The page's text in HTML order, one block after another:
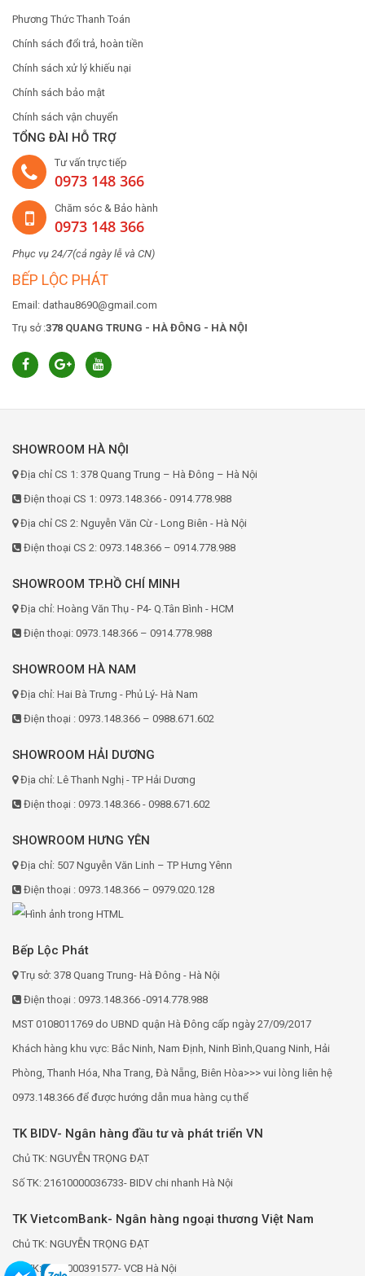
Phương Thức Thanh Toán
Chính sách đổi trả, hoàn tiền
Chính sách xử lý khiếu nại
Chính sách bảo mật
Chính sách vận chuyển
TỔNG ĐÀI HỖ TRỢ
Tư vấn trực tiếp
0973 148 366
Chăm sóc & Bảo hành
0973 148 366
Phục vụ 24/7(cả ngày lễ và CN)
BẾP LỘC PHÁT
Email: dathau8690@gmail.com
Trụ sở :378 QUANG TRUNG - HÀ ĐÔNG - HÀ NỘI
SHOWROOM HÀ NỘI
Địa chỉ CS 1: 378 Quang Trung – Hà Đông – Hà Nội
Điện thoại CS 1: 0973.148.366 - 0914.778.988
Địa chỉ CS 2: Nguyễn Văn Cừ - Long Biên - Hà Nội
Điện thoại CS 2: 0973.148.366 – 0914.778.988
SHOWROOM TP.HỒ CHÍ MINH
Địa chỉ: Hoàng Văn Thụ - P4- Q.Tân Bình - HCM
Điện thoại: 0973.148.366 – 0914.778.988
SHOWROOM HÀ NAM
Địa chỉ: Hai Bà Trưng - Phủ Lý- Hà Nam
Điện thoại : 0973.148.366 – 0988.671.602
SHOWROOM HẢI DƯƠNG
Địa chỉ: Lê Thanh Nghị - TP Hải Dương
Điện thoại : 0973.148.366 - 0988.671.602
SHOWROOM HƯNG YÊN
Địa chỉ: 507 Nguyễn Văn Linh – TP Hưng Yênn
Điện thoại : 0973.148.366 – 0979.020.128
Bếp Lộc Phát
Trụ sở: 378 Quang Trung- Hà Đông - Hà Nội
Điện thoại : 0973.148.366 -0914.778.988
MST 0108011769 do UBND quận Hà Đông cấp ngày 27/09/2017
Khách hàng khu vực: Bắc Ninh, Nam Định, Ninh Bình,Quang Ninh, Hải
Phòng, Thanh Hóa, Nha Trang, Đà Nẵng, Biên Hòa>>> vui lòng liên hệ
0973.148.366 để được hướng dẫn mua hàng cụ thể
TK BIDV- Ngân hàng đầu tư và phát triển VN
Chủ TK: NGUYỄN TRỌNG ĐẠT
Số TK: 21610000036733- BIDV chi nhanh Hà Nội
TK VietcomBank- Ngân hàng ngoại thương Việt Nam
Chủ TK: NGUYỄN TRỌNG ĐẠT
Số TK: 0691000391577- VCB Hà Nội